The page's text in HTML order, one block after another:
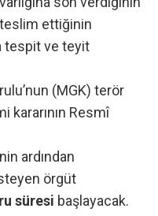
ettiğinin
tespit ve teyit
(MGK) terör
kararının Resmî
ardından
örgüt
süresi başlayacak.